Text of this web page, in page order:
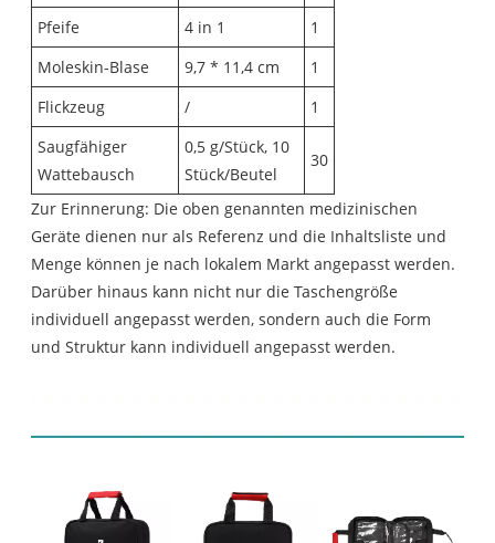
Pfeife
4 in 1
1
Moleskin-Blase
9,7 * 11,4 cm
1
Flickzeug
/
1
Saugfähiger
Wattebausch
0,5 g/Stück, 10
Stück/Beutel
30
Zur Erinnerung: Die oben genannten medizinischen
Geräte dienen nur als Referenz und die Inhaltsliste und
Menge können je nach lokalem Markt angepasst werden.
Darüber hinaus kann nicht nur die Taschengröße
individuell angepasst werden, sondern auch die Form
und Struktur kann individuell angepasst werden.